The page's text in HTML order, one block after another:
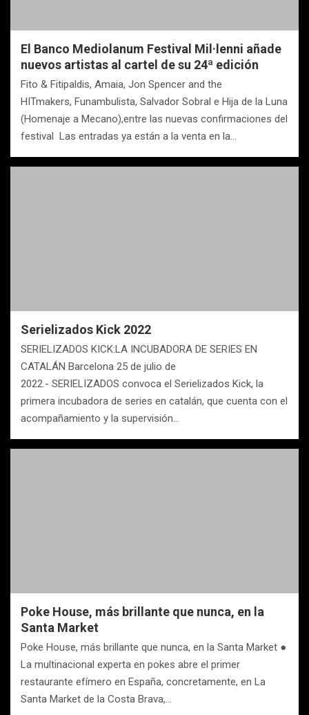
El Banco Mediolanum Festival Mil·lenni añade
nuevos artistas al cartel de su 24ª edición
Fito & Fitipaldis, Amaia, Jon Spencer and the
HITmakers, Funambulista, Salvador Sobral e Hija de la Luna
(Homenaje a Mecano),entre las nuevas confirmaciones del
festival Las entradas ya están a la venta en la…
Serielizados Kick 2022
SERIELIZADOS KICK:LA INCUBADORA DE SERIES EN
CATALÁN Barcelona 25 de julio de
2022.- SERIELIZADOS convoca el Serielizados Kick, la
primera incubadora de series en catalán, que cuenta con el
acompañamiento y la supervisión…
Poke House, más brillante que nunca, en la
Santa Market
Poke House, más brillante que nunca, en la Santa Market ●
La multinacional experta en pokes abre el primer
restaurante efímero en España, concretamente, en La
Santa Market de la Costa Brava,…